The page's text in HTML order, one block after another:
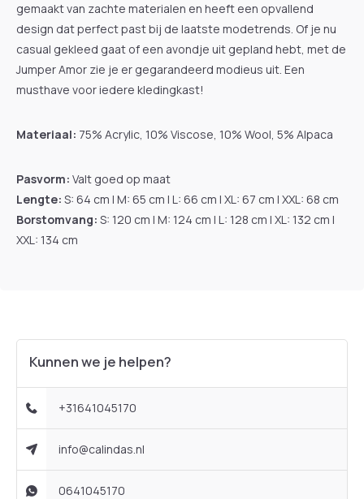
gemaakt van zachte materialen en heeft een opvallend
design dat perfect past bij de laatste modetrends. Of je nu
casual gekleed gaat of een avondje uit gepland hebt, met de
Jumper Amor zie je er gegarandeerd modieus uit. Een
musthave voor iedere kledingkast!
Materiaal: 75% Acrylic, 10% Viscose, 10% Wool, 5% Alpaca
Pasvorm: Valt goed op maat
Lengte: S: 64 cm | M: 65 cm | L: 66 cm | XL: 67 cm | XXL: 68 cm
Borstomvang: S: 120 cm | M: 124 cm | L: 128 cm | XL: 132 cm |
XXL: 134 cm
Kunnen we je helpen?
+31641045170
info@calindas.nl
0641045170